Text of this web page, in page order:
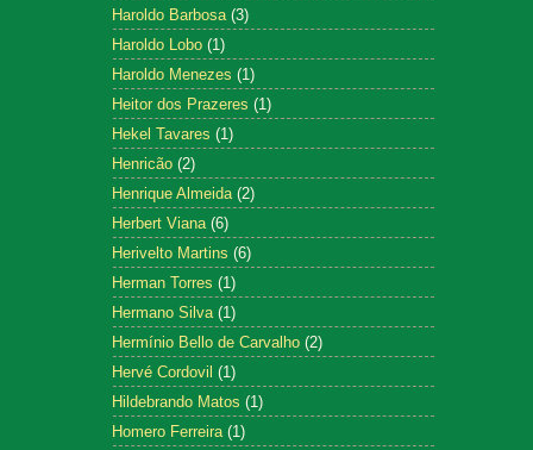
Haroldo Barbosa (3)
Haroldo Lobo (1)
Haroldo Menezes (1)
Heitor dos Prazeres (1)
Hekel Tavares (1)
Henricão (2)
Henrique Almeida (2)
Herbert Viana (6)
Herivelto Martins (6)
Herman Torres (1)
Hermano Silva (1)
Hermínio Bello de Carvalho (2)
Hervé Cordovil (1)
Hildebrando Matos (1)
Homero Ferreira (1)